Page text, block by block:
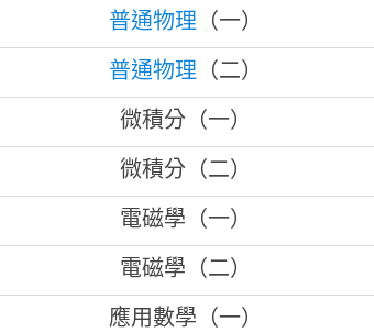
普通物理（一）
普通物理（二）
微積分（一）
微積分（二）
電磁學（一）
電磁學（二）
應用數學（一）